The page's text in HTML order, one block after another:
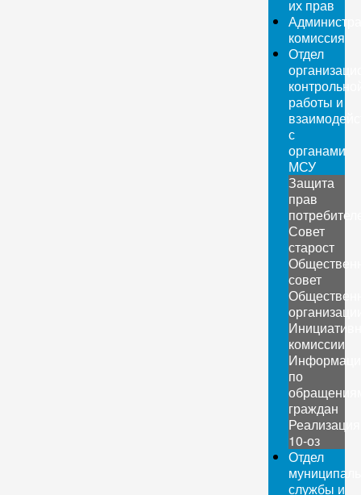
их прав
комиссия
Отдел
работы и
с
органами
МСУ
Защита
прав
Совет
старост
совет
комиссии
по
граждан
Реализация
10-оз
Отдел
службы и